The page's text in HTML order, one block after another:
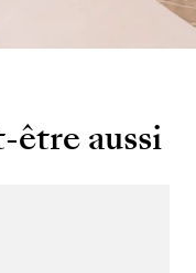
être aussi